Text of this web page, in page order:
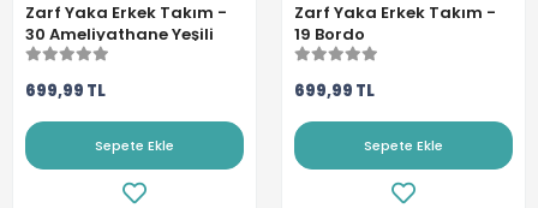
Zarf Yaka Erkek Takım -
30 Ameliyathane Yeşili
699,99 TL
Sepete Ekle
Zarf Yaka Erkek Takım -
19 Bordo
699,99 TL
Sepete Ekle